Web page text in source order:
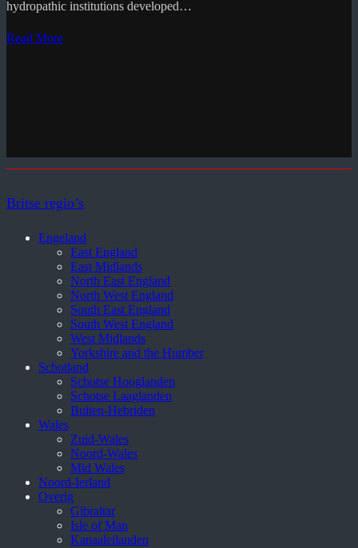
hydropathic institutions developed…
Read More
Britse regio’s
Engeland
East England
East Midlands
North East England
North West England
South East England
South West England
West Midlands
Yorkshire and the Humber
Schotland
Schotse Hooglanden
Schotse Laaglanden
Buiten-Hebriden
Wales
Zuid-Wales
Noord-Wales
Mid Wales
Noord-Ierland
Overig
Gibraltar
Isle of Man
Kanaaleilanden